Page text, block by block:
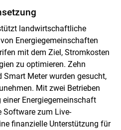
landwirtschaftliche
Energiegemeinschaften
mit dem Ziel, Stromkosten
zu optimieren. Zehn
Smart Meter wurden gesucht,
Mit zwei Betrieben
Energiegemeinschaft
Software zum Live-
finanzielle Unterstützung für